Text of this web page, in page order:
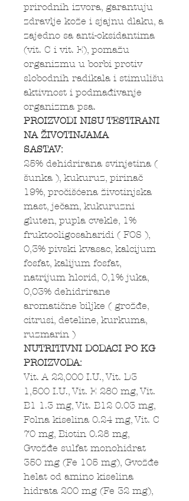
prirodnih izvora, garantuju
zdravlje kože i sjajnu dlaku, a
zajedno sa anti-oksidantima
(vit. C i vit. E), pomažu
organizmu u borbi protiv
slobodnih radikala i stimulišu
aktivnost i podmađivanje
organizma psa.
PROIZVODI NISU TESTIRANI
NA ŽIVOTINJAMA
SASTAV:
25% dehidrirana svinjetina (
šunka ), kukuruz, pirinač
19%, pročišćena životinjska
mast, ječam, kukuruzni
gluten, pupla cvekle, 1%
fruktooligosaharidi ( FOS ),
0,3% pivski kvasac, kalcijum
fosfat, kalijum fosfat,
natrijum hlorid, 0,1% juka,
0,03% dehidrirane
aromatične biljke ( grožđe,
citrusi, deteline, kurkuma,
ruzmarin )
NUTRITIVNI DODACI PO KG
PROIZVODA:
Vit. A 22,000 I.U., Vit. D3
1,500 I.U., Vit. E 280 mg, Vit.
B1 1.3 mg, Vit. B12 0.03 mg,
Folna kiselina 0.24 mg, Vit. C
70 mg, Biotin 0.28 mg,
Gvožđe sulfat monohidrat
350 mg (Fe 105 mg), Gvožđe
helat od amino kiselina
hidrata 200 mg (Fe 32 mg),